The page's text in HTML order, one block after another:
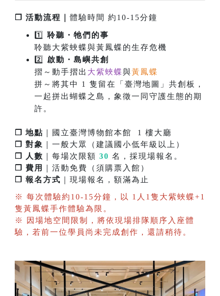
❐ 活動流程｜ 體驗時間 約10-15分鐘
1️⃣ 聆聽・牠們的事
聆聽大紫蛺蝶與黃鳳蝶的生存危機
2️⃣ 啟動 ・ 島嶼共創
摺～動手摺出 大紫蛺蝶與黃鳳蝶
拼～將其中 1 隻留在「臺灣地圖」共創板，
一起拼出蝴蝶之島，象徵一同守護生態的期
許。
❐ 地點 ｜國立臺灣博物館本館 1 樓大廳
❐ 對象
｜一般大眾（建議國小低年級以上）
❐ 人數
｜每場次限額 30 名，採現場報名。
❐ 費用
｜活動免費（須購票入館）
❐ 報名方式
｜現場報名，額滿為止
※ 每次體驗約10-15分鐘，以 1人1隻大紫蛺蝶+1
隻黃鳳蝶手作體驗為限。
※ 因場地空間限制，將依現場排隊順序入座體
驗，若前一位學員尚未完成創作，還請稍待。